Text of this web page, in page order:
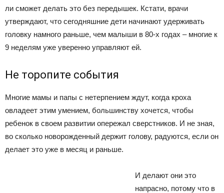
ли сможет делать это без передышек. Кстати, врачи
утверждают, что сегодняшние дети начинают удерживать
головку намного раньше, чем малыши в 80-х годах – многие к
9 неделям уже уверенно управляют ей.
Не торопите события
Многие мамы и папы с нетерпением ждут, когда кроха
овладеет этим умением, большинству хочется, чтобы
ребенок в своем развитии опережал сверстников. И не зная,
во сколько новорожденный держит голову, радуются, если он
делает это уже в месяц и раньше.
И делают они это
напрасно, потому что в